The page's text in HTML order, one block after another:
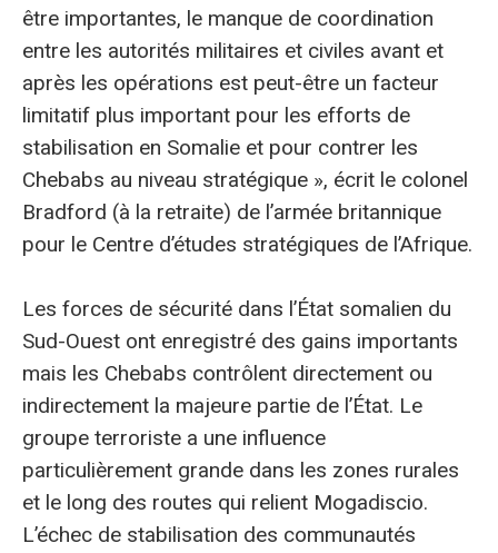
être importantes, le manque de coordination
entre les autorités militaires et civiles avant et
après les opérations est peut-être un facteur
limitatif plus important pour les efforts de
stabilisation en Somalie et pour contrer les
Chebabs au niveau stratégique », écrit le colonel
Bradford (à la retraite) de l’armée britannique
pour le Centre d’études stratégiques de l’Afrique.
Les forces de sécurité dans l’État somalien du
Sud-Ouest ont enregistré des gains importants
mais les Chebabs contrôlent directement ou
indirectement la majeure partie de l’État. Le
groupe terroriste a une influence
particulièrement grande dans les zones rurales
et le long des routes qui relient Mogadiscio.
L’échec de stabilisation des communautés